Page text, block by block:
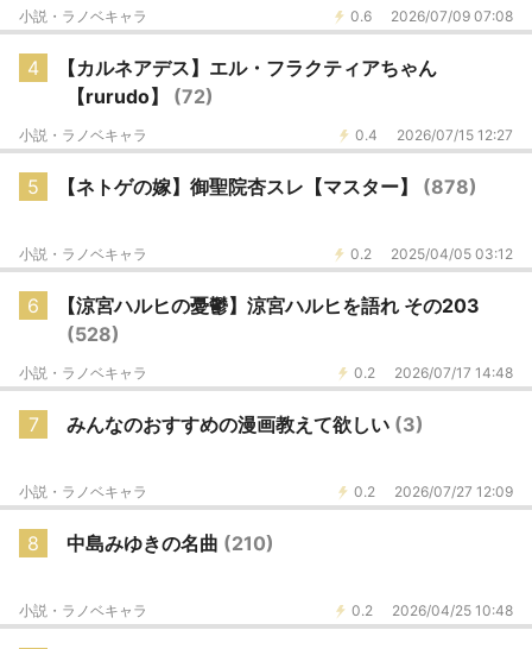
0.6 2026/07/09 07:08
小説・ラノベキャラ
4
【カルネアデス】エル・フラクティアちゃん
【rurudo】 (72)
0.4 2026/07/15 12:27
小説・ラノベキャラ
5 【ネトゲの嫁】御聖院杏スレ【マスター】 (878)
0.2 2025/04/05 03:12
小説・ラノベキャラ
6
【涼宮ハルヒの憂鬱】涼宮ハルヒを語れ その203
(528)
0.2 2026/07/17 14:48
小説・ラノベキャラ
7 みんなのおすすめの漫画教えて欲しい (3)
0.2 2026/07/27 12:09
小説・ラノベキャラ
8 中島みゆきの名曲 (210)
0.2 2026/04/25 10:48
小説・ラノベキャラ